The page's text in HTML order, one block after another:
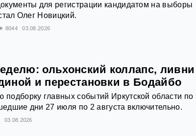
для регистрации кандидатом на выборы
Олег Новицкий.
8044 03.08.2026
ольхонский коллапс,
и перестановки в Бодайбо
подборку главных событий Иркутской области по
дни 27 июля по 2 августа включительно.
03.08.2026